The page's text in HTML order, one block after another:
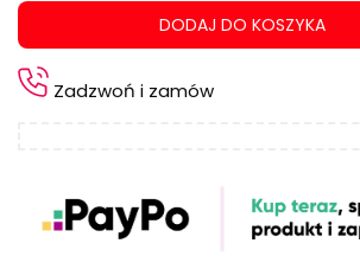
DODAJ DO KOSZYKA
Zadzwoń i zamów